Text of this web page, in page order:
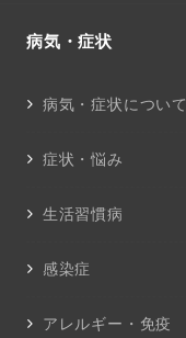
病気・症状
病気・症状について
症状・悩み
生活習慣病
感染症
アレルギー・免疫